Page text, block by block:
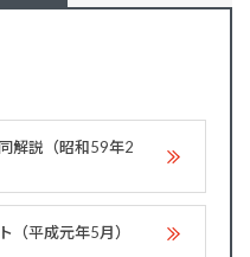
解説（昭和59年2
（平成元年5月）